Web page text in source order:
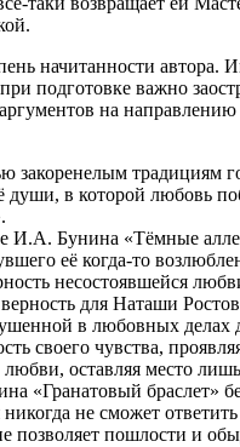
начитанности автора.
подготовке важно
на
традициям
в которой любовь
И.А. Бунина «Тёмные
её когда-то
несостоявшейся
для Наташи
в любовных
своего чувства,
оставляя место
«Гранатовый браслет»
не сможет
позволяет пошлости и